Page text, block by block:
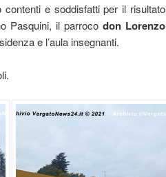
e soddisfatti per il risultato
Pasquini, il parroco don Lorenzo
e l’aula insegnanti.